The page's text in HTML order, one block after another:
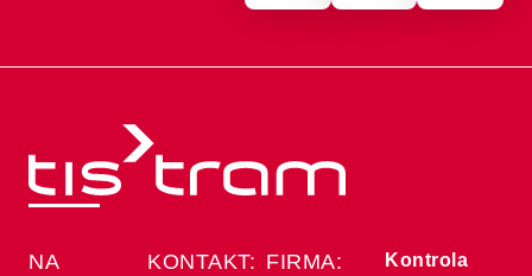
NA
KONTAKT: FIRMA:
Kontrola